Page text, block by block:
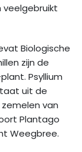
veelgebruikt
Biologische
zijn de
Psyllium
uit de
van
Plantago
Weegbree.